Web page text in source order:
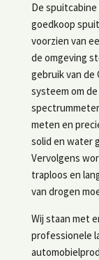
De
goedkoop
voorzien van
de omgeving
gebruik van de
systeem om
meten en
solid en water
Vervolgens
traploos en
van drogen
Wij staan met
professionele